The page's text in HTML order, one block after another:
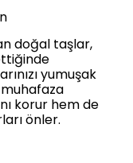
doğal taşlar,
yumuşak
korur hem de
önler.